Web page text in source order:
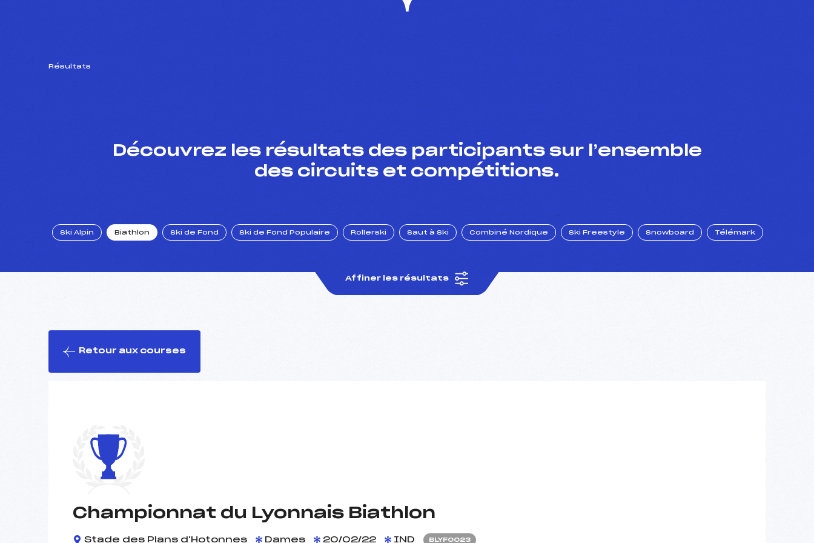
Résultats
Découvrez les résultats des participants sur l’ensemble
des circuits et compétitions.
Ski Alpin Biathlon Ski de Fond Ski de Fond Populaire Rollerski Saut à Ski Combiné Nordique Ski Freestyle Snowboard Télémark
Affiner les résultats
Retour aux courses
Championnat du Lyonnais Biathlon
Stade des Plans d'Hotonnes Dames 20/02/22 IND BLYF0023